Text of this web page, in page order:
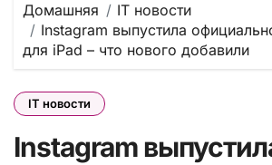
Домашняя
IT новости
Instagram выпустила
для iPad – что нового добавили
IT новости
Instagram